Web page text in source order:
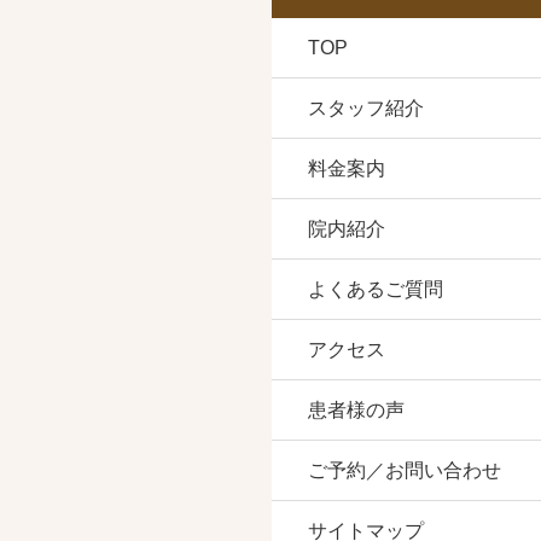
TOP
スタッフ紹介
料金案内
院内紹介
よくあるご質問
アクセス
患者様の声
ご予約／お問い合わせ
サイトマップ